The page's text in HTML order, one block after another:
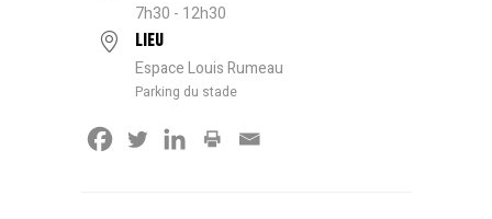
7h30 - 12h30
LIEU
Espace Louis Rumeau
Parking du stade